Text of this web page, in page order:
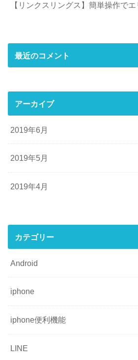
【リンクスリングス】簡単操作で
最近のコメント
アーカイブ
2019年6月
2019年5月
2019年4月
カテゴリー
Android
iphone
iphone便利機能
LINE